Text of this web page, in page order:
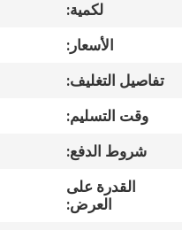
المعمل
مراقبة
الجودة
اتصل
لكمية:
الأسعار:
تفاصيل التغليف:
وقت التسليم:
شروط الدفع:
القدرة على
العرض: